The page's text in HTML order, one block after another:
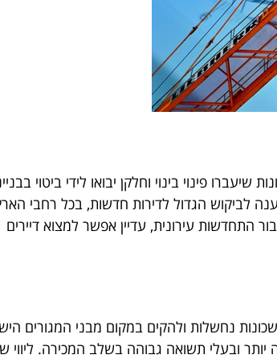
פינוי בינוי וחלקן יבואו לידי ביטוי
המענה לביקוש הגדול לדירות חדשות, בכל רחבי
התחדשות עירונית, עדיין אפשר למצוא דיירים
לשקם שכונות נחשלות ולהקים במקום מבני המגורים
יותר ובעלי תשואה גבוהה בשלב המכירה. ליווי